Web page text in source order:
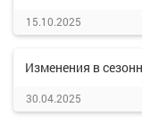
15.10.2025
Изменения в
30.04.2025